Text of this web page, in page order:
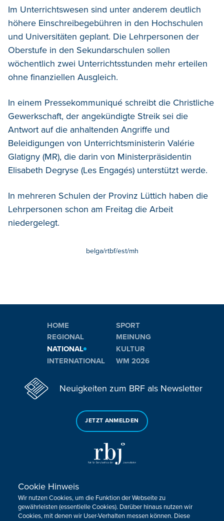
Im Unterrichtswesen sind unter anderem deutlich
höhere Einschreibegebühren in den Hochschulen
und Universitäten geplant. Die Lehrpersonen der
Oberstufe in den Sekundarschulen sollen
wöchentlich zwei Unterrichtsstunden mehr erteilen
ohne finanziellen Ausgleich.
In einem Pressekommuniqué schreibt die Christliche
Gewerkschaft, der angekündigte Streik sei die
Antwort auf die anhaltenden Angriffe und
Beleidigungen von Unterrichtsministerin Valérie
Glatigny (MR), die darin von Ministerpräsidentin
Elisabeth Degryse (Les Engagés) unterstützt werde.
In mehreren Schulen der Provinz Lüttich haben die
Lehrpersonen schon am Freitag die Arbeit
niedergelegt.
belga/rtbf/est/mh
HOME
REGIONAL
NATIONAL
INTERNATIONAL
SPORT
MEINUNG
KULTUR
WM 2026
Neuigkeiten zum BRF als Newsletter
JETZT ANMELDEN
Sie haben noch Fragen oder Anmerkungen?
KONTAKTIEREN SIE UNS!
Cookie Hinweis
Wir nutzen Cookies, um die Funktion der Webseite zu
gewährleisten (essentielle Cookies). Darüber hinaus nutzen wir
Cookies, mit denen wir User-Verhalten messen können. Diese